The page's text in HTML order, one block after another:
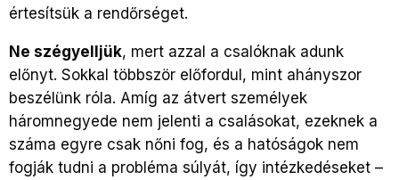
értesítsük a rendőrséget.
Ne szégyelljük, mert azzal a csalóknak adunk
előnyt. Sokkal többször előfordul, mint ahányszor
beszélünk róla. Amíg az átvert személyek
háromnegyede nem jelenti a csalásokat, ezeknek a
száma egyre csak nőni fog, és a hatóságok nem
fogják tudni a probléma súlyát, így intézkedéseket –